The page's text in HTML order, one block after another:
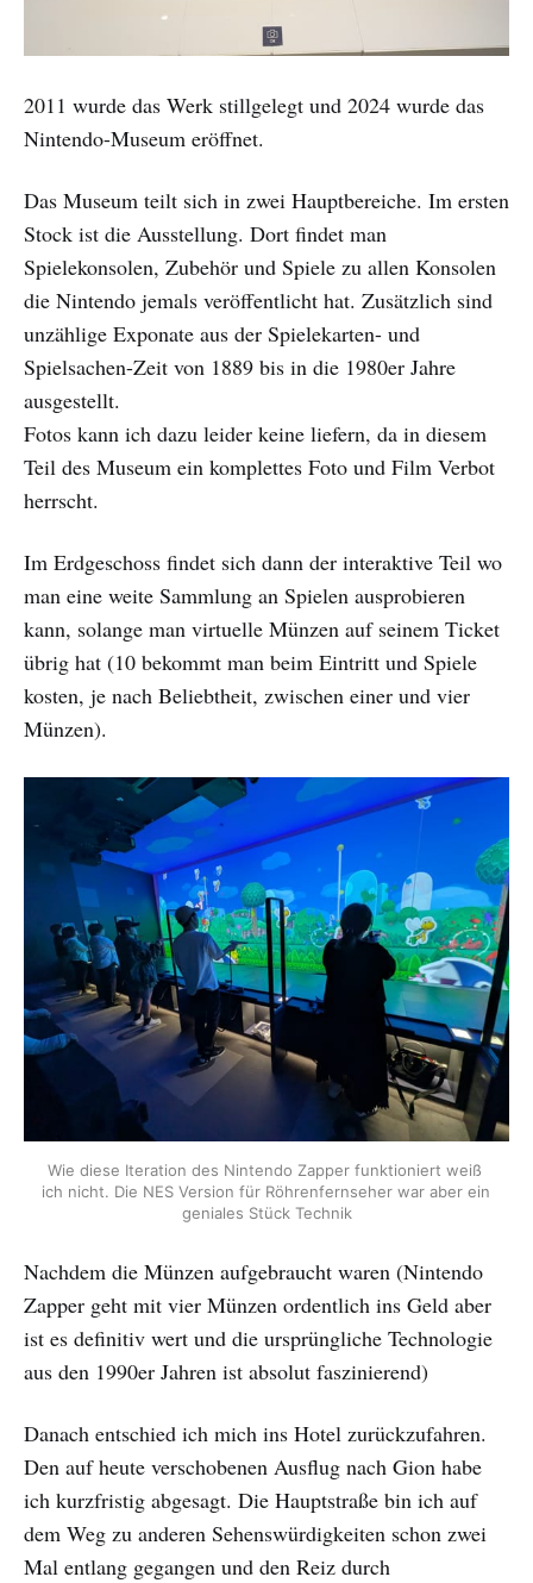
2011 wurde das Werk stillgelegt und 2024 wurde das
Nintendo-Museum eröffnet.
Das Museum teilt sich in zwei Hauptbereiche. Im ersten
Stock ist die Ausstellung. Dort findet man
Spielekonsolen, Zubehör und Spiele zu allen Konsolen
die Nintendo jemals veröffentlicht hat. Zusätzlich sind
unzählige Exponate aus der Spielekarten- und
Spielsachen-Zeit von 1889 bis in die 1980er Jahre
ausgestellt.
Fotos kann ich dazu leider keine liefern, da in diesem
Teil des Museum ein komplettes Foto und Film Verbot
herrscht.
Im Erdgeschoss findet sich dann der interaktive Teil wo
man eine weite Sammlung an Spielen ausprobieren
kann, solange man virtuelle Münzen auf seinem Ticket
übrig hat (10 bekommt man beim Eintritt und Spiele
kosten, je nach Beliebtheit, zwischen einer und vier
Münzen).
Wie diese Iteration des Nintendo Zapper funktioniert weiß
ich nicht. Die NES Version für Röhrenfernseher war aber ein
geniales Stück Technik
Nachdem die Münzen aufgebraucht waren (Nintendo
Zapper geht mit vier Münzen ordentlich ins Geld aber
ist es definitiv wert und die ursprüngliche Technologie
aus den 1990er Jahren ist absolut faszinierend)
Danach entschied ich mich ins Hotel zurückzufahren.
Den auf heute verschobenen Ausflug nach Gion habe
ich kurzfristig abgesagt. Die Hauptstraße bin ich auf
dem Weg zu anderen Sehenswürdigkeiten schon zwei
Mal entlang gegangen und den Reiz durch